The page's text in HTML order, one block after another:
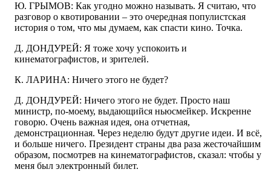
Ю. ГРЫМОВ: Как угодно можно называть. Я считаю, что
разговор о квотировании – это очередная популистская
история о том, что мы думаем, как спасти кино. Точка.
Д. ДОНДУРЕЙ: Я тоже хочу успокоить и
кинематографистов, и зрителей.
К. ЛАРИНА: Ничего этого не будет?
Д. ДОНДУРЕЙ: Ничего этого не будет. Просто наш
министр, по-моему, выдающийся ньюсмейкер. Искренне
говорю. Очень важная идея, она отчетная,
демонстрационная. Через неделю будут другие идеи. И всё,
и больше ничего. Президент страны два раза жесточайшим
образом, посмотрев на кинематографистов, сказал: чтобы у
меня был электронный билет.